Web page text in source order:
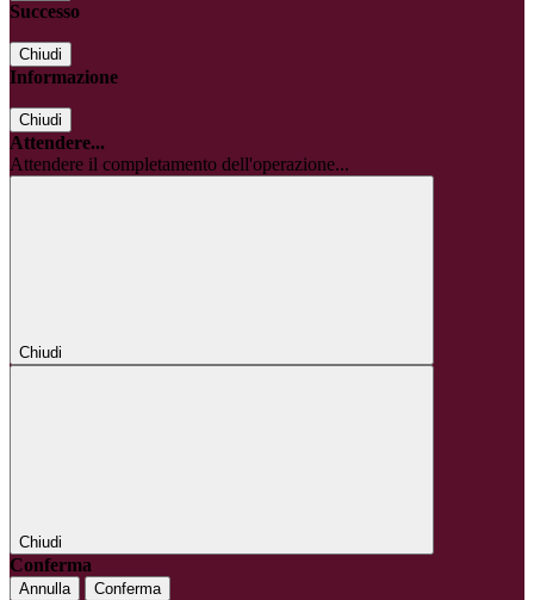
Successo
Chiudi
Informazione
Chiudi
Attendere...
Attendere il completamento dell'operazione...
Chiudi
Chiudi
Conferma
Annulla Conferma